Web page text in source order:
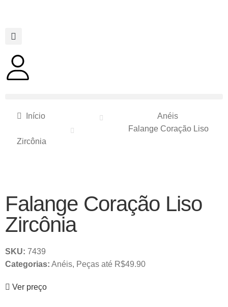
Início
Anéis
Falange Coração Liso
Zircônia
Falange Coração Liso
Zircônia
SKU: 7439
Categorias: Anéis, Peças até R$49.90
Ver preço